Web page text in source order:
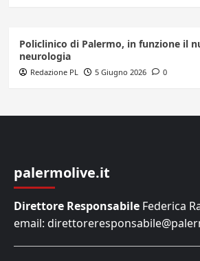
Policlinico di Palermo, in funzione il
neurologia
Redazione PL 5 Giugno 2026 0
palermolive.it
Direttore Responsabile Federica
email: